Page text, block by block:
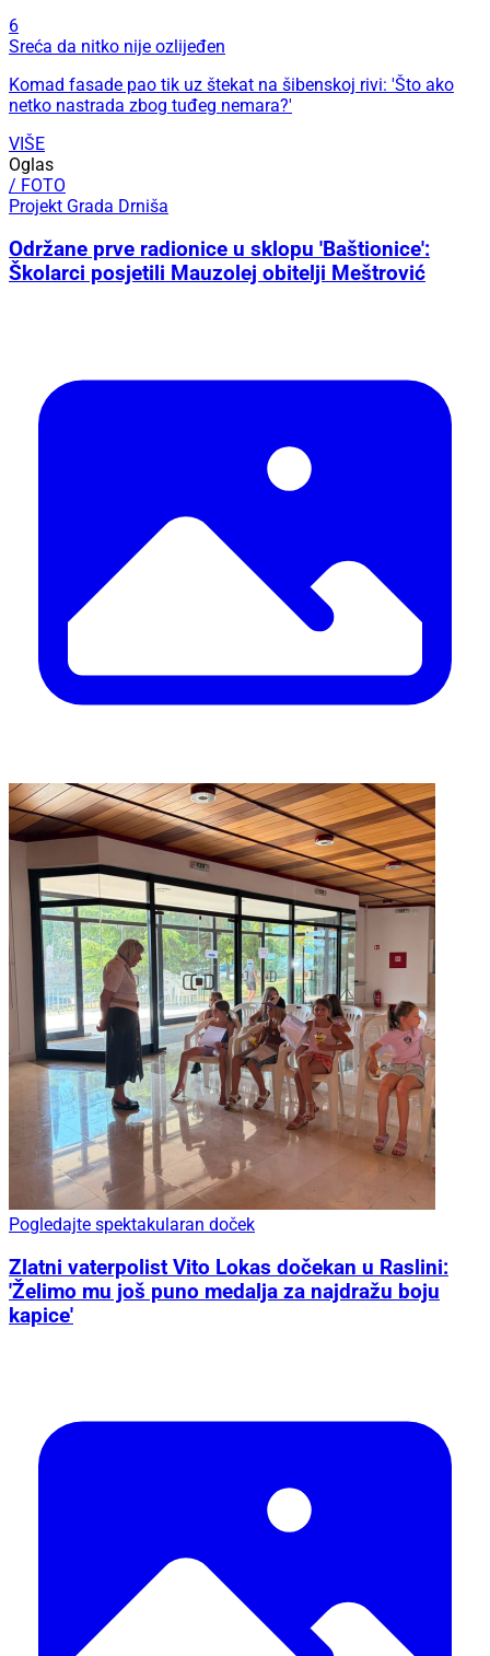
6
Sreća da nitko nije ozlijeđen
Komad fasade pao tik uz štekat na šibenskoj rivi: 'Što ako
netko nastrada zbog tuđeg nemara?'
VIŠE
Oglas
/ FOTO
Projekt Grada Drniša
Održane prve radionice u sklopu 'Baštionice':
Školarci posjetili Mauzolej obitelji Meštrović
Pogledajte spektakularan doček
Zlatni vaterpolist Vito Lokas dočekan u Raslini:
'Želimo mu još puno medalja za najdražu boju
kapice'